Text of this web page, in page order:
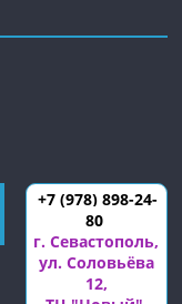
+7 (978) 898-24-
80
г. Севастополь,
ул. Соловьёва
12,